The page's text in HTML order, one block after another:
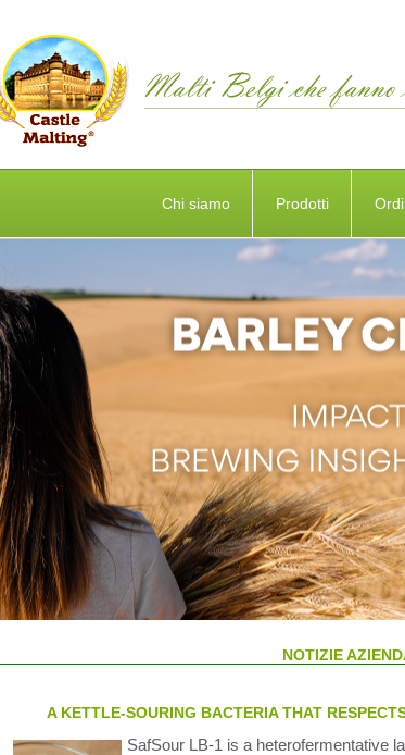
Chi siamo Prodotti
NOTIZIE
A KETTLE-SOURING BACTERIA THAT
SafSour LB-1 is a heterofermentative